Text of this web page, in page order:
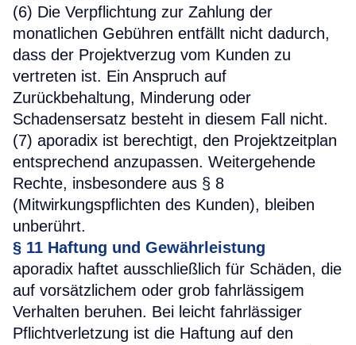
(6) Die Verpflichtung zur Zahlung der
monatlichen Gebühren entfällt nicht dadurch,
dass der Projektverzug vom Kunden zu
vertreten ist. Ein Anspruch auf
Zurückbehaltung, Minderung oder
Schadensersatz besteht in diesem Fall nicht.
(7) aporadix ist berechtigt, den Projektzeitplan
entsprechend anzupassen. Weitergehende
Rechte, insbesondere aus § 8
(Mitwirkungspflichten des Kunden), bleiben
unberührt.
§ 11 Haftung und Gewährleistung
aporadix haftet ausschließlich für Schäden, die
auf vorsätzlichem oder grob fahrlässigem
Verhalten beruhen. Bei leicht fahrlässiger
Pflichtverletzung ist die Haftung auf den